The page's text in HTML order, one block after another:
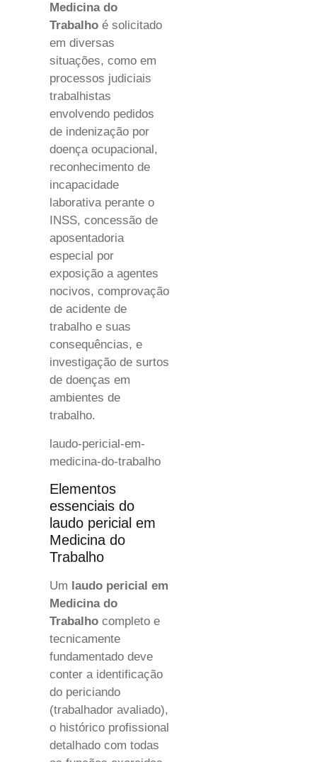
Medicina do
Trabalho é solicitado
em diversas
situações, como em
processos judiciais
trabalhistas
envolvendo pedidos
de indenização por
doença ocupacional,
reconhecimento de
incapacidade
laborativa perante o
INSS, concessão de
aposentadoria
especial por
exposição a agentes
nocivos, comprovação
de acidente de
trabalho e suas
consequências, e
investigação de surtos
de doenças em
ambientes de
trabalho.
laudo-pericial-em-
medicina-do-trabalho
Elementos
essenciais do
laudo pericial em
Medicina do
Trabalho
Um laudo pericial em
Medicina do
Trabalho completo e
tecnicamente
fundamentado deve
conter a identificação
do periciando
(trabalhador avaliado),
o histórico profissional
detalhado com todas